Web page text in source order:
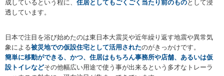
成しているという程に、 住居としてもごくごく当たり前のものとして浸
透しています。
日本で注目を浴び始めたのは東日本大震災や近年繰り返す地震や異常気
象による被災地での仮設住宅として活用されたのがきっかけです。
簡単に移動ができる、かつ、住居はもちろん事務所や店舗、あるいは仮
設トイレなどその他幅広い用途で使う事が出来るという多才なトレーラ